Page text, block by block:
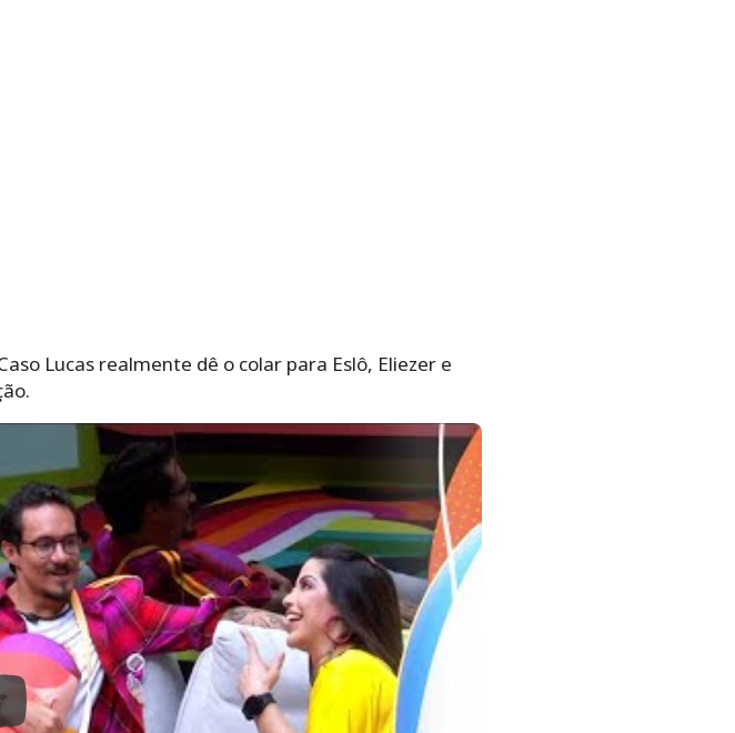
Lucas realmente dê o colar para Eslô, Eliezer e